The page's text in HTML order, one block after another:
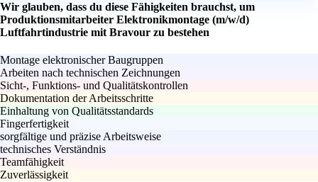
Wir glauben, dass du diese Fähigkeiten brauchst, um
Produktionsmitarbeiter Elektronikmontage (m/w/d)
Luftfahrtindustrie mit Bravour zu bestehen
Montage elektronischer Baugruppen
Arbeiten nach technischen Zeichnungen
Sicht-, Funktions- und Qualitätskontrollen
Dokumentation der Arbeitsschritte
Einhaltung von Qualitätsstandards
Fingerfertigkeit
sorgfältige und präzise Arbeitsweise
technisches Verständnis
Teamfähigkeit
Zuverlässigkeit